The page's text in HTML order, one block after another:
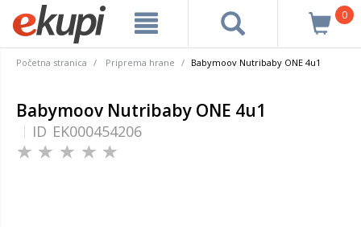
0
Početna stranica Priprema hrane Babymoov Nutribaby ONE 4u1
Babymoov Nutribaby ONE 4u1
ID EK000454206